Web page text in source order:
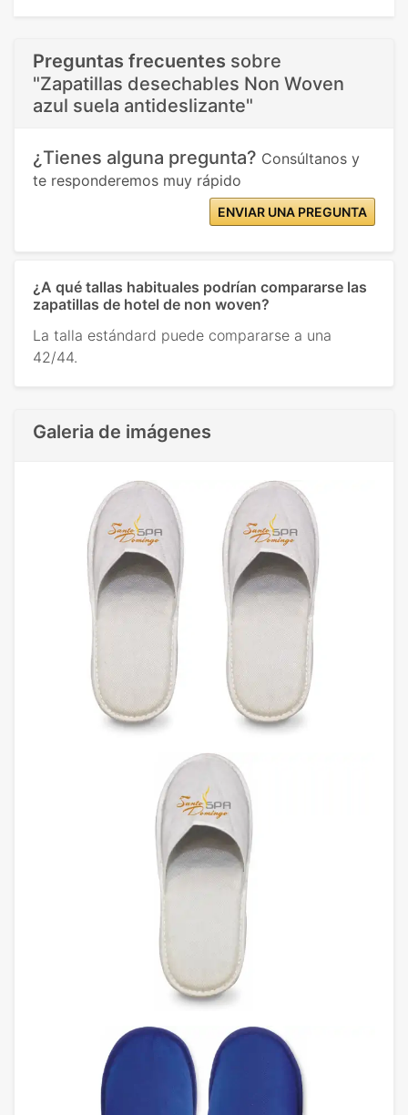
Preguntas frecuentes sobre
"Zapatillas desechables Non Woven
azul suela antideslizante"
¿Tienes alguna pregunta? Consúltanos y
te responderemos muy rápido
ENVIAR UNA PREGUNTA
¿A qué tallas habituales podrían compararse las
zapatillas de hotel de non woven?
La talla estándard puede compararse a una
42/44.
Galeria de imágenes